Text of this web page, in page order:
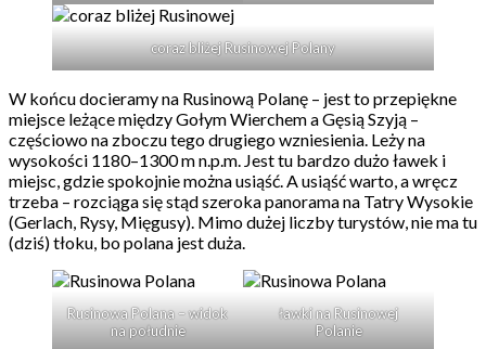
coraz bliżej Rusinowej Polany
W końcu docieramy na Rusinową Polanę – jest to przepiękne
miejsce leżące między Gołym Wierchem a Gęsią Szyją –
częściowo na zboczu tego drugiego wzniesienia. Leży na
wysokości 1180–1300 m n.p.m. Jest tu bardzo dużo ławek i
miejsc, gdzie spokojnie można usiąść. A usiąść warto, a wręcz
trzeba – rozciąga się stąd szeroka panorama na Tatry Wysokie
(Gerlach, Rysy, Mięgusy). Mimo dużej liczby turystów, nie ma tu
(dziś) tłoku, bo polana jest duża.
Rusinowa Polana – widok
na południe
ławki na Rusinowej
Polanie